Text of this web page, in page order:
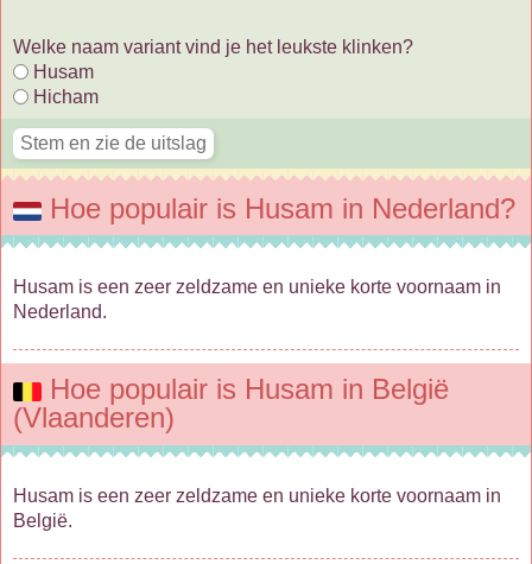
Welke naam variant vind je het leukste klinken?
Husam
Hicham
Hoe populair is Husam in Nederland?
Husam is een zeer zeldzame en unieke korte voornaam in
Nederland.
Hoe populair is Husam in België
(Vlaanderen)
Husam is een zeer zeldzame en unieke korte voornaam in
België.